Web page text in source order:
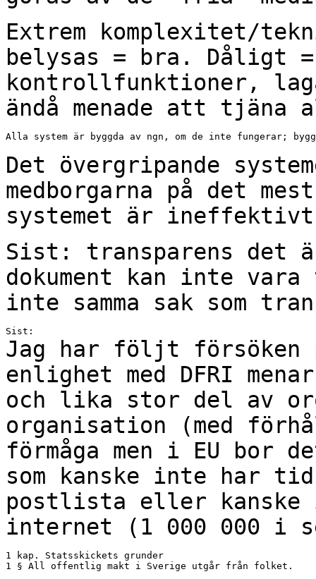
Extrem komplexitet/
belysas = bra. Dåligt
kontrollfunktioner,
ändå menade att tjäna
Alla system är byggda av ngn, om de inte fungerar; bygg
Det övergripande
medborgarna på det
systemet är
Sist: transparens
dokument kan inte vara
inte samma sak som
Jag har följt
enlighet med DFRI
och lika stor del av
organisation (med
förmåga men i EU bor
som kanske inte har
postlista eller
internet (1 000 000 i
1 kap. Statsskickets grunder
1 § All offentlig makt i Sverige utgår från folket.